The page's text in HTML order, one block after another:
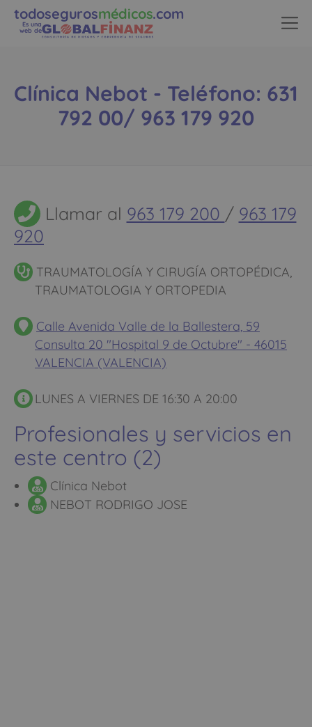
todosegurosmédicos.com
Es una
web de
Clínica Nebot - Teléfono: 631
792 00/ 963 179 920
Llamar al 963 179 200 / 963 179
920
TRAUMATOLOGÍA Y CIRUGÍA ORTOPÉDICA,
TRAUMATOLOGIA Y ORTOPEDIA
Calle Avenida Valle de la Ballestera, 59
Consulta 20 "Hospital 9 de Octubre" - 46015
VALENCIA (VALENCIA)
LUNES A VIERNES DE 16:30 A 20:00
Profesionales y servicios en
este centro (2)
Clínica Nebot
NEBOT RODRIGO JOSE